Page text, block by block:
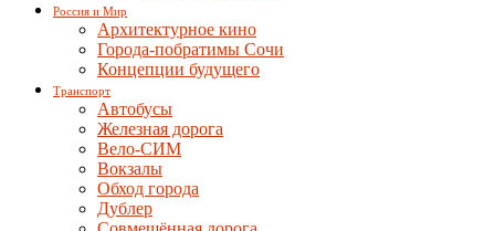
Россия и Мир
Архитектурное кино
Города-побратимы Сочи
Концепции будущего
Транспорт
Автобусы
Железная дорога
Вело-СИМ
Вокзалы
Обход города
Дублер